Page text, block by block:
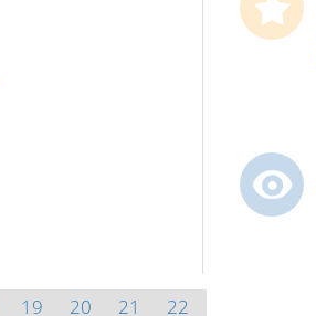
19 20 21
22